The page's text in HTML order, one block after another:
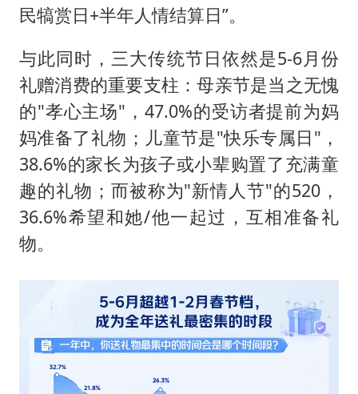
民犒赏日+半年人情结算日”。
与此同时，三大传统节日依然是5-6月份
礼赠消费的重要支柱：母亲节是当之无愧
的"孝心主场"，47.0%的受访者提前为妈
妈准备了礼物；儿童节是"快乐专属日"，
38.6%的家长为孩子或小辈购置了充满童
趣的礼物；而被称为"新情人节"的520，
36.6%希望和她/他一起过，互相准备礼
物。